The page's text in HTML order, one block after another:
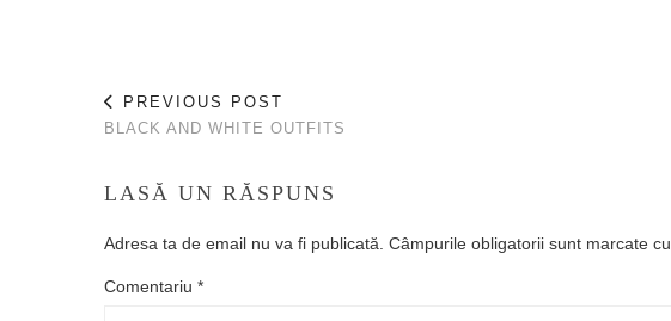
PREVIOUS POST
BLACK AND WHITE OUTFITS
LASĂ UN RĂSPUNS
Adresa ta de email nu va fi publicată. Câmpurile obligatorii sunt marcate cu
Comentariu *